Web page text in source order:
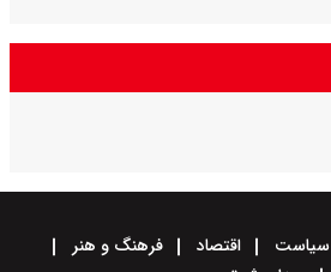
سیاست اقتصاد
فرهنگ و هنر